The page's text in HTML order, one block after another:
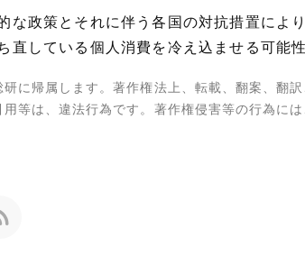
政策とそれに伴う各国の対抗措置によ
している個人消費を冷え込ませる可能性
に帰属します。著作権法上、転載、翻案、翻
等は、違法行為です。著作権侵害等の行為に